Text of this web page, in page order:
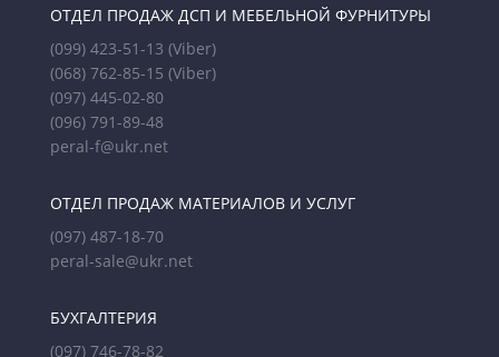
ОТДЕЛ ПРОДАЖ ДСП И МЕБЕЛЬНОЙ ФУРНИТУРЫ
(099) 423-51-13 (Viber)
(068) 762-85-15 (Viber)
(097) 445-02-80
(096) 791-89-48
peral-f@ukr.net
ОТДЕЛ ПРОДАЖ МАТЕРИАЛОВ И УСЛУГ
(097) 487-18-70
peral-sale@ukr.net
БУХГАЛТЕРИЯ
(097) 746-78-82